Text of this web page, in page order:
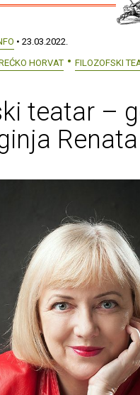
• 23.03.2022.
HORVAT FILOZOFSKI
teatar –
Renata